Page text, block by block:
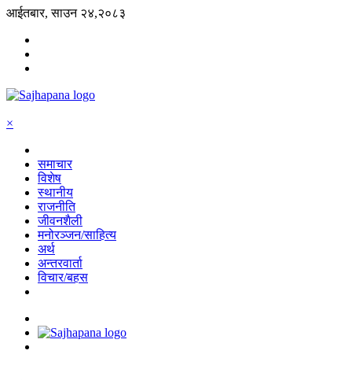
आईतबार, साउन २४,२०८३
×
समाचार
विशेष
स्थानीय
राजनीति
जीवनशैली
मनोरञ्जन/साहित्य
अर्थ
अन्तरवार्ता
विचार/बहस